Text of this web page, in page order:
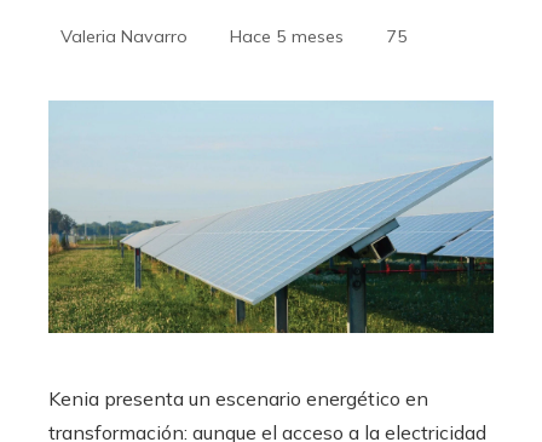
Valeria Navarro Hace 5 meses 75
Kenia presenta un escenario energético en
transformación: aunque el acceso a la electricidad